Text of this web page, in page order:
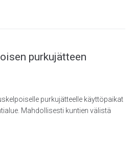
purkujätteen
purkujätteelle käyttöpaikat
Mahdollisesti kuntien välistä